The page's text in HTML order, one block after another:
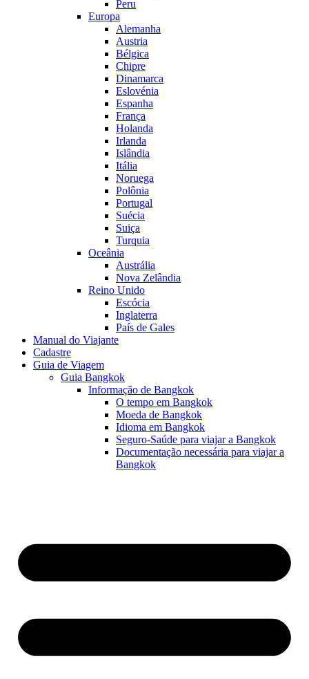
Peru
Europa
Alemanha
Austria
Bélgica
Chipre
Dinamarca
Eslovénia
Espanha
França
Holanda
Irlanda
Islândia
Itália
Noruega
Polônia
Portugal
Suécia
Suiça
Turquia
Oceânia
Austrália
Nova Zelândia
Reino Unido
Escócia
Inglaterra
País de Gales
Manual do Viajante
Cadastre
Guia de Viagem
Guia Bangkok
Informação de Bangkok
O tempo em Bangkok
Moeda de Bangkok
Idioma em Bangkok
Seguro-Saúde para viajar a Bangkok
Documentação necessária para viajar a
Bangkok